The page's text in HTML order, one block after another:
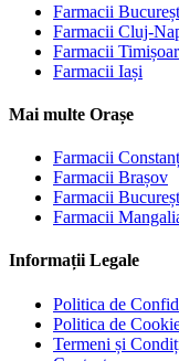
Farmacii
Farmacii Cluj-
Farmacii
Farmacii Iași
Mai multe Orașe
Farmacii
Farmacii Brașov
Farmacii
Farmacii
Informații Legale
Politica de
Politica de
Termeni și